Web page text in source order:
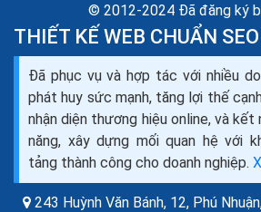
Thiết kế website bán máy đếm
marketing ra đơn 100%
Bạn đang cần tìm hiểu về thiết kế
tiền như thế nào cho chuyên nghiệp,
quả kinh doanh cao nhất trong thời
© 2012-2024 Đã đăng ký
THIẾT KẾ WEB CHUẨN
Đã phục vụ và hợp tác với nhiều
phát huy sức mạnh, tăng lợi thế
nhận diện thương hiệu online, và kết
năng, xây dựng mối quan hệ với
tảng thành công cho doanh nghiệp.
243 Huỳnh Văn Bánh, 12, Phú